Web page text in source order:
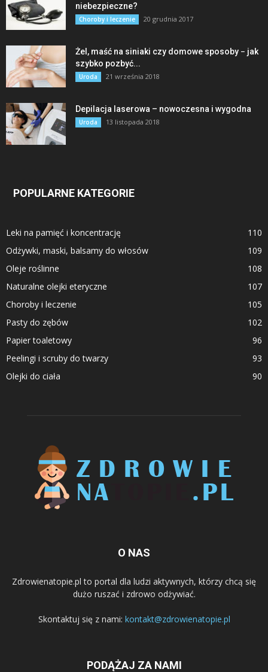
niebezpieczne?
Choroby i leczenie 20 grudnia 2017
Żel, maść na siniaki czy domowe sposoby − jak
szybko pozbyć...
Uroda 21 września 2018
Depilacja laserowa – nowoczesna i wygodna
Uroda 13 listopada 2018
POPULARNE KATEGORIE
Leki na pamięć i koncentrację
110
Odżywki, maski, balsamy do włosów
109
Oleje roślinne
108
Naturalne olejki eteryczne
107
Choroby i leczenie
105
Pasty do zębów
102
Papier toaletowy
96
Peelingi i scruby do twarzy
93
Olejki do ciała
90
O NAS
Zdrowienatopie.pl to portal dla ludzi aktywnych, którzy chcą się
dużo ruszać i zdrowo odżywiać.
Skontaktuj się z nami: kontakt@zdrowienatopie.pl
PODĄŻAJ ZA NAMI